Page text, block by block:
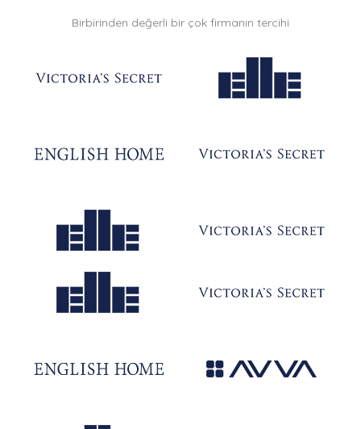
Birbirinden değerli bir çok firmanın tercihi